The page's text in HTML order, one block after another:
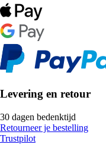
Levering en retour
30 dagen bedenktijd
Retourneer je bestelling
Trustpilot